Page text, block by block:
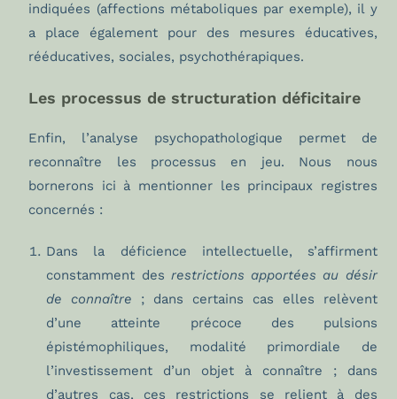
indiquées (affections métaboliques par exemple), il y
a place également pour des mesures éducatives,
rééducatives, sociales, psychothérapiques.
Les processus de structuration déficitaire
Enfin, l’analyse psychopathologique permet de
reconnaître les processus en jeu. Nous nous
bornerons ici à mentionner les principaux registres
concernés :
Dans la déficience intellectuelle, s’affirment
constamment des restrictions apportées au désir
de connaître ; dans certains cas elles relèvent
d’une atteinte précoce des pulsions
épistémophiliques, modalité primordiale de
l’investissement d’un objet à connaître ; dans
d’autres cas, ces restrictions se relient à des